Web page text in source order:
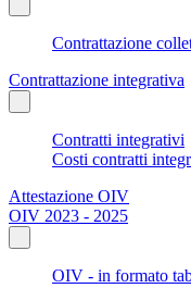
Contrattazione
Contrattazione integrativa
Contratti integrativi
Costi contratti
Attestazione OIV
OIV 2023 - 2025
OIV - in formato